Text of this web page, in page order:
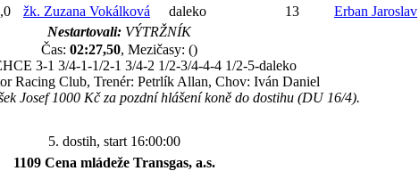
žk. Zuzana Vokálková daleko 13
Erban Jaroslav
Nestartovali:VÝTRŽNÍK
Čas: 02:27,50, Mezičasy: ()
3-1 3/4-1-1/2-1 3/4-2 1/2-3/4-4-4 1/2-5-daleko
Racing Club, Trenér: Petrlík Allan, Chov: Iván Daniel
Josef 1000 Kč za pozdní hlášení koně do dostihu (DU 16/4).
5. dostih, start 16:00:00
1109 Cena mládeže Transgas, a.s.